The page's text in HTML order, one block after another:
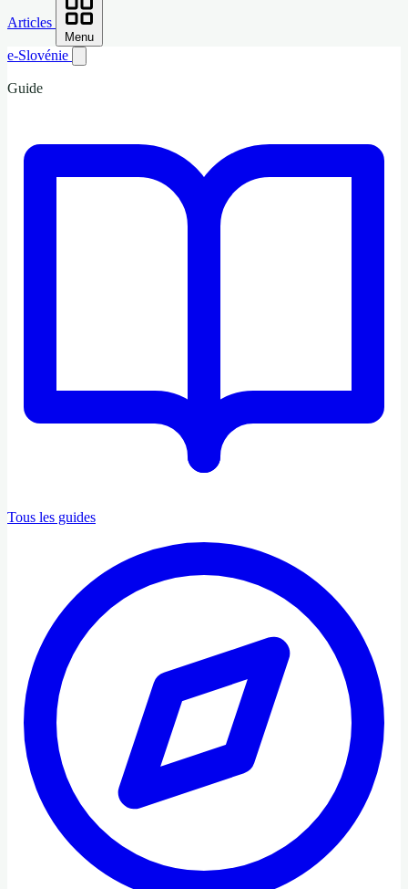
Articles
Menu
e-Slovénie
Guide
Tous les guides